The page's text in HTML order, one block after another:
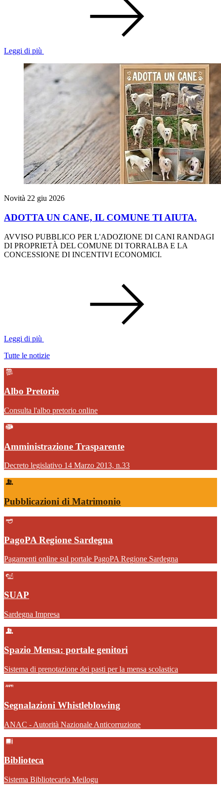
Leggi di più
Novità 22 giu 2026
ADOTTA UN CANE, IL COMUNE TI AIUTA.
AVVISO PUBBLICO PER L'ADOZIONE DI CANI RANDAGI
DI PROPRIETÀ DEL COMUNE DI TORRALBA E LA
CONCESSIONE DI INCENTIVI ECONOMICI.
Leggi di più
Tutte le notizie
Albo Pretorio
Consulta l'albo pretorio online
Amministrazione Trasparente
Decreto legislativo 14 Marzo 2013, n.33
Pubblicazioni di Matrimonio
PagoPA Regione Sardegna
Pagamenti online sul portale PagoPA Regione Sardegna
SUAP
Sardegna Impresa
Spazio Mensa: portale genitori
Sistema di prenotazione dei pasti per la mensa scolastica
Segnalazioni Whistleblowing
ANAC - Autorità Nazionale Anticorruzione
Biblioteca
Sistema Bibliotecario Meilogu